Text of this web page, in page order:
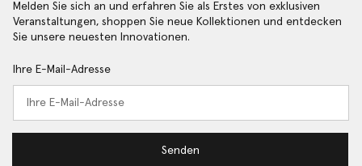
Melden Sie sich an und erfahren Sie als Erstes von exklusiven
Veranstaltungen, shoppen Sie neue Kollektionen und entdecken
Sie unsere neuesten Innovationen.
Ihre E-Mail-Adresse
Senden